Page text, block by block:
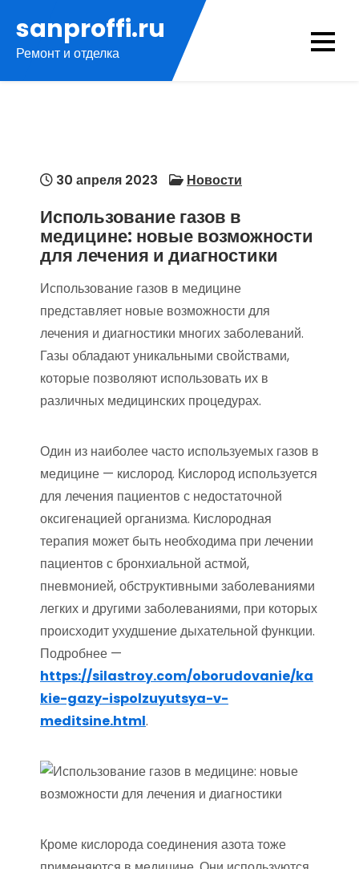
содержимому
sanproffi.ru
Ремонт и отделка
30 апреля 2023 Новости
Использование газов в
медицине: новые возможности
для лечения и диагностики
Использование газов в медицине
представляет новые возможности для
лечения и диагностики многих заболеваний.
Газы обладают уникальными свойствами,
которые позволяют использовать их в
различных медицинских процедурах.
Один из наиболее часто используемых газов в
медицине — кислород. Кислород используется
для лечения пациентов с недостаточной
оксигенацией организма. Кислородная
терапия может быть необходима при лечении
пациентов с бронхиальной астмой,
пневмонией, обструктивными заболеваниями
легких и другими заболеваниями, при которых
происходит ухудшение дыхательной функции.
Подробнее —
https://silastroy.com/oborudovanie/ka
kie-gazy-ispolzuyutsya-v-
meditsine.html.
Кроме кислорода соединения азота тоже